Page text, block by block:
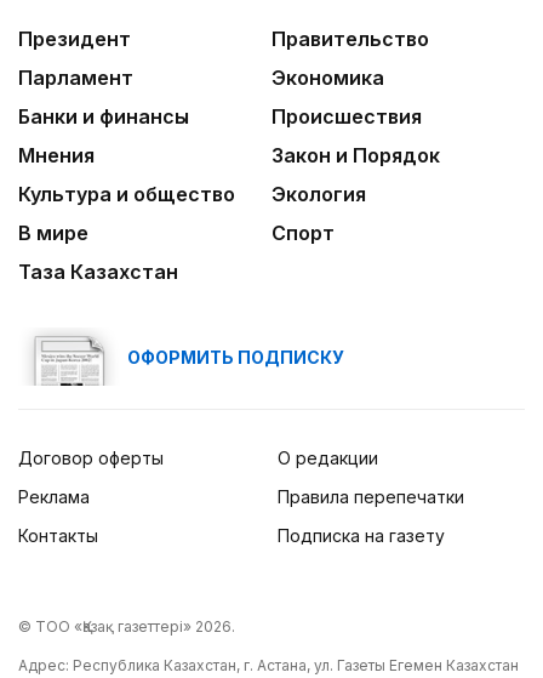
Президент
Правительство
Парламент
Экономика
Банки и финансы
Происшествия
Мнения
Закон и Порядок
Культура и общество
Экология
В мире
Спорт
Таза Казахстан
ОФОРМИТЬ ПОДПИСКУ
Договор оферты
Реклама
Контакты
О редакции
Правила перепечатки
Подписка на газету
© ТОО «Қазақ газеттері» 2026.
Адрес: Республика Казахстан, г. Астана, ул. Газеты Егемен Казахстан